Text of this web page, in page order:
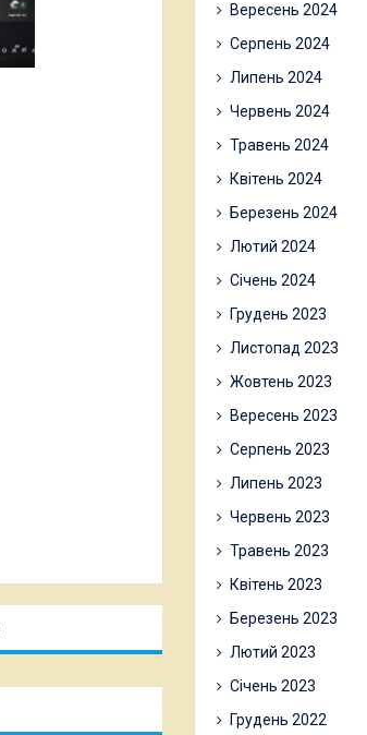
Вересень 2024
Серпень 2024
Липень 2024
Червень 2024
Травень 2024
Квітень 2024
Березень 2024
Лютий 2024
Січень 2024
Грудень 2023
Листопад 2023
Жовтень 2023
Вересень 2023
Серпень 2023
Липень 2023
Червень 2023
Травень 2023
Квітень 2023
Березень 2023
Лютий 2023
Січень 2023
Грудень 2022